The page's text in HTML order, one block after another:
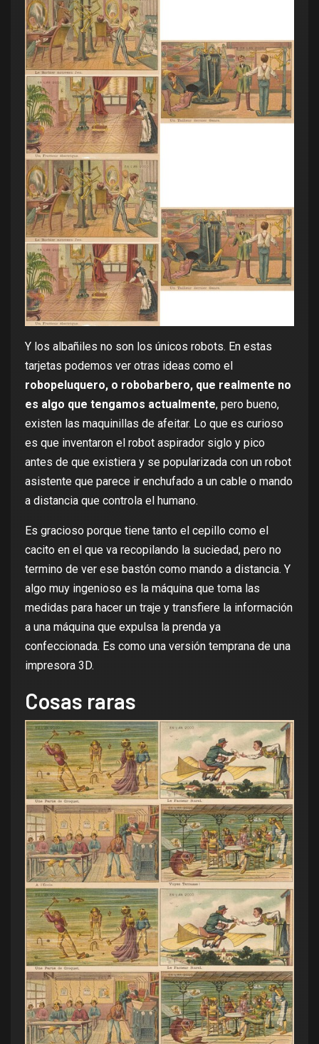
Y los albañiles no son los únicos robots. En estas
tarjetas podemos ver otras ideas como el
robopeluquero, o robobarbero, que realmente no
es algo que tengamos actualmente, pero bueno,
existen las maquinillas de afeitar. Lo que es curioso
es que inventaron el robot aspirador siglo y pico
antes de que existiera y se popularizada con un robot
asistente que parece ir enchufado a un cable o mando
a distancia que controla el humano.
Es gracioso porque tiene tanto el cepillo como el
cacito en el que va recopilando la suciedad, pero no
termino de ver ese bastón como mando a distancia. Y
algo muy ingenioso es la máquina que toma las
medidas para hacer un traje y transfiere la información
a una máquina que expulsa la prenda ya
confeccionada. Es como una versión temprana de una
impresora 3D.
Cosas raras